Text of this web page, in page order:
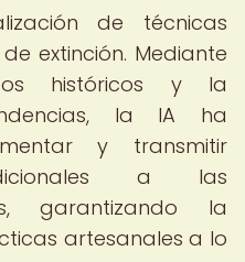
de técnicas
extinción. Mediante
históricos y la
la IA ha
y transmitir
a las
garantizando la
artesanales a lo